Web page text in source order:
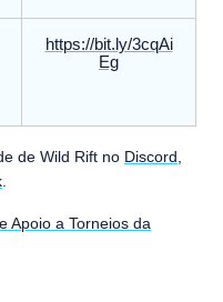
https://bit.ly/3cqAi
Eg
de Wild Rift no Discord
Apoio a Torneios da